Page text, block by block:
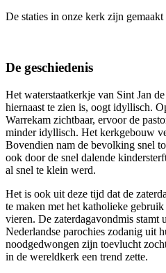
De staties in onze kerk zijn
De geschiedenis
Het waterstaatkerkje van Sint Jan
hiernaast te zien is, oogt idyllisch.
Warrekam zichtbaar, ervoor de
minder idyllisch. Het kerkgebouw
Bovendien nam de bevolking snel
ook door de snel dalende
al snel te klein werd.
Het is ook uit deze tijd dat de
te maken met het katholieke
vieren. De zaterdagavondmis stamt
Nederlandse parochies zodanig uit
noodgedwongen zijn toevlucht
in de wereldkerk een trend zette.